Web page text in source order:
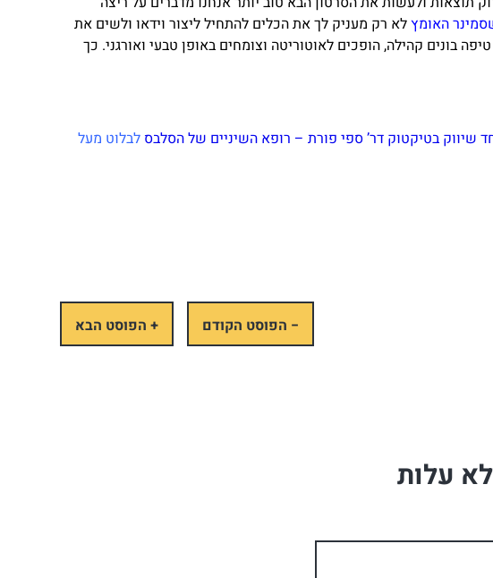
האומץלא רק מעניק לך את הכלים להתחיל ליצור וידאו ולשים את
בונים קהילה, הופכים לאוטוריטה וצומחים באופן טבעי ואורגני. כך
שיווק בטיקטוק דר’ ספי פורת – רופא השיניים של הסלבס לבלוט מעל
− הפוסט הקודם + הפוסט הבא
עלות